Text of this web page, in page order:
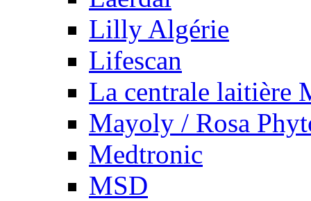
Lilly Algérie
Lifescan
La centrale laitière
Mayoly / Rosa
Medtronic
MSD